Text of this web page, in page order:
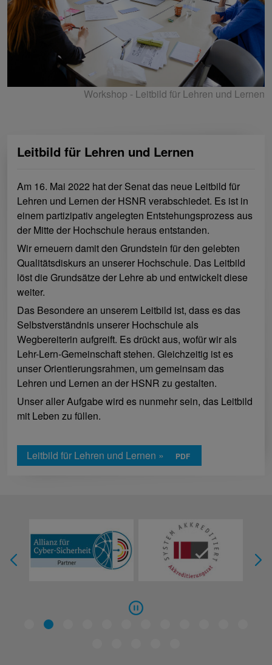
Workshop - Leitbild für Lehren und Lernen
Leitbild für Lehren und Lernen
Am 16. Mai 2022 hat der Senat das neue Leitbild für
Lehren und Lernen der HSNR verabschiedet. Es ist in
einem partizipativ angelegten Entstehungsprozess aus
der Mitte der Hochschule heraus entstanden.
Wir erneuern damit den Grundstein für den gelebten
Qualitätsdiskurs an unserer Hochschule. Das Leitbild
löst die Grundsätze der Lehre ab und entwickelt diese
weiter.
Das Besondere an unserem Leitbild ist, dass es das
Selbstverständnis unserer Hochschule als
Wegbereiterin aufgreift. Es drückt aus, wofür wir als
Lehr-Lern-Gemeinschaft stehen. Gleichzeitig ist es
unser Orientierungsrahmen, um gemeinsam das
Lehren und Lernen an der HSNR zu gestalten.
Unser aller Aufgabe wird es nunmehr sein, das Leitbild
mit Leben zu füllen.
Leitbild für Lehren und Lernen »